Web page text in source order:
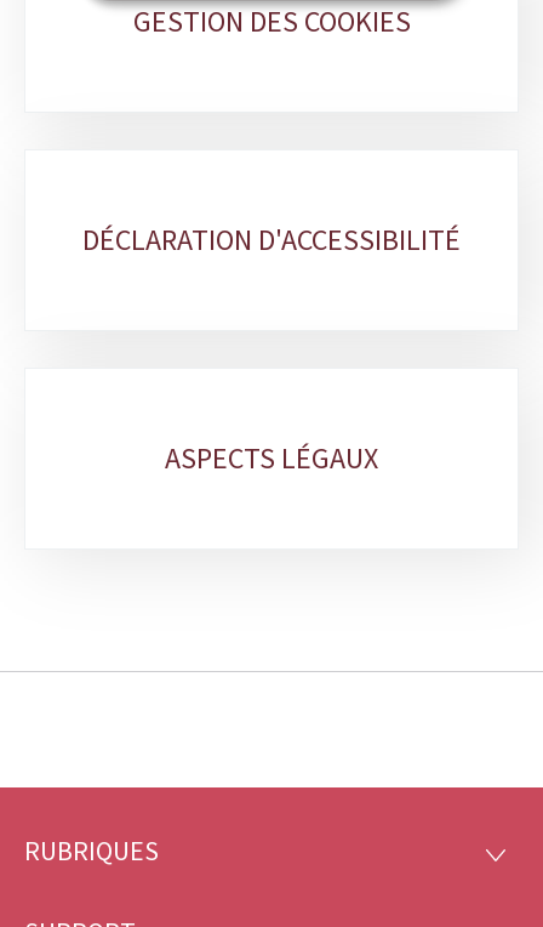
GESTION DES COOKIES
DÉCLARATION D'ACCESSIBILITÉ
ASPECTS LÉGAUX
Pied
RUBRIQUES